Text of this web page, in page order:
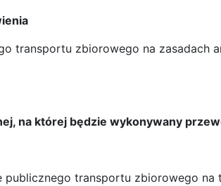
transportu zbiorowego na zasadach
na której będzie wykonywany
transportu zbiorowego na